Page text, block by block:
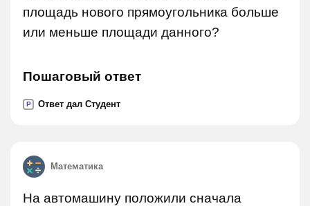
площадь нового прямоугольника больше
или меньше площади данного?
Пошаговый ответ
P Ответ дал Студент
Математика
На автомашину положили сначала